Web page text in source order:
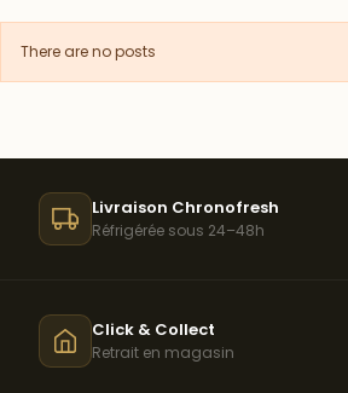
There are no posts
Livraison Chronofresh
Réfrigérée sous 24–48h
Click & Collect
Retrait en magasin